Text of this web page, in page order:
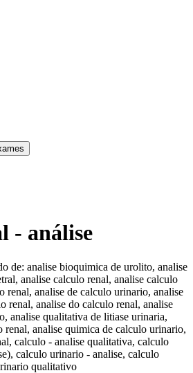
- análise
de: analise bioquimica de urolito, analise
analise calculo renal, analise calculo
renal, analise de calculo urinario, analise
renal, analise do calculo renal, analise
analise qualitativa de litiase urinaria,
renal, analise quimica de calculo urinario,
calculo - analise qualitativa, calculo
calculo urinario - analise, calculo
qualitativo